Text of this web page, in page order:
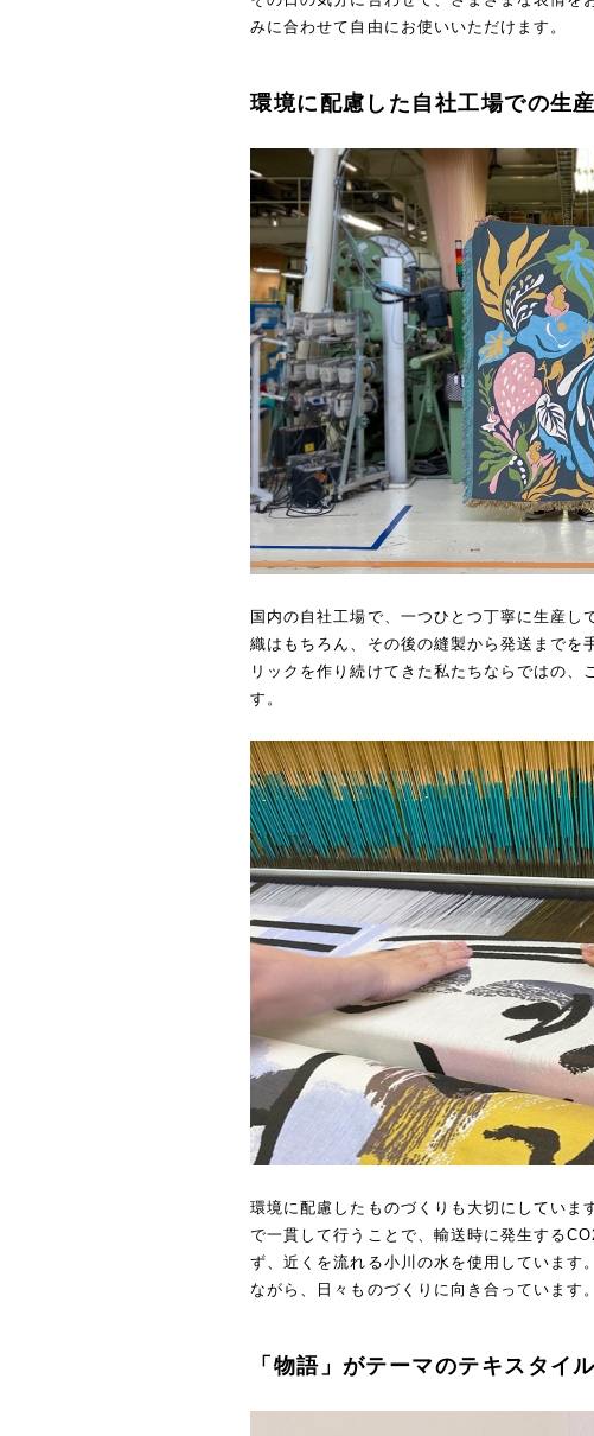
みに合わせて自由にお使いいただけます。
環境に配慮した自社工場での生産
国内の自社工場で、一つひとつ丁寧に生産し
織はもちろん、その後の縫製から発送までを
リックを作り続けてきた私たちならではの、
す。
環境に配慮したものづくりも大切にしていま
で一貫して行うことで、輸送時に発生する
ず、近くを流れる小川の水を使用しています
ながら、日々ものづくりに向き合っています。
「物語」がテーマのテキスタイ